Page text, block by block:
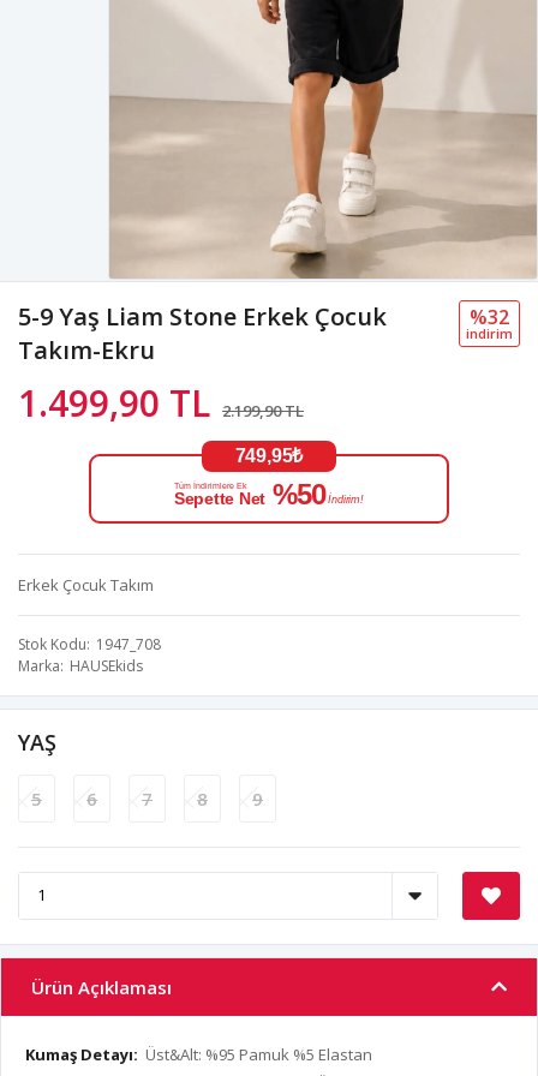
5-9 Yaş Liam Stone Erkek Çocuk
Takım-Ekru
1.499,90 TL 2.199,90 TL
%32
i̇ndi̇ri̇m
749,95₺
Tüm İndirimlere Ek
Sepette Net %50 İndirim!
Erkek Çocuk Takım
Stok Kodu 1947_708
Marka HAUSEkids
YAŞ
5 6 7 8 9
Ürün Açıklaması
Kumaş Detayı: Üst&Alt: %95 Pamuk %5 Elastan